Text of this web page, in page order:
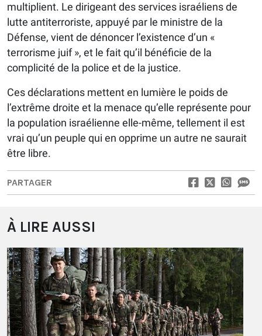
multiplient. Le dirigeant des services israéliens de
lutte antiterroriste, appuyé par le ministre de la
Défense, vient de dénoncer l’existence d’un «
terrorisme juif », et le fait qu’il bénéficie de la
complicité de la police et de la justice.
Ces déclarations mettent en lumière le poids de
l’extrême droite et la menace qu’elle représente pour
la population israélienne elle-même, tellement il est
vrai qu’un peuple qui en opprime un autre ne saurait
être libre.
PARTAGER
À LIRE AUSSI